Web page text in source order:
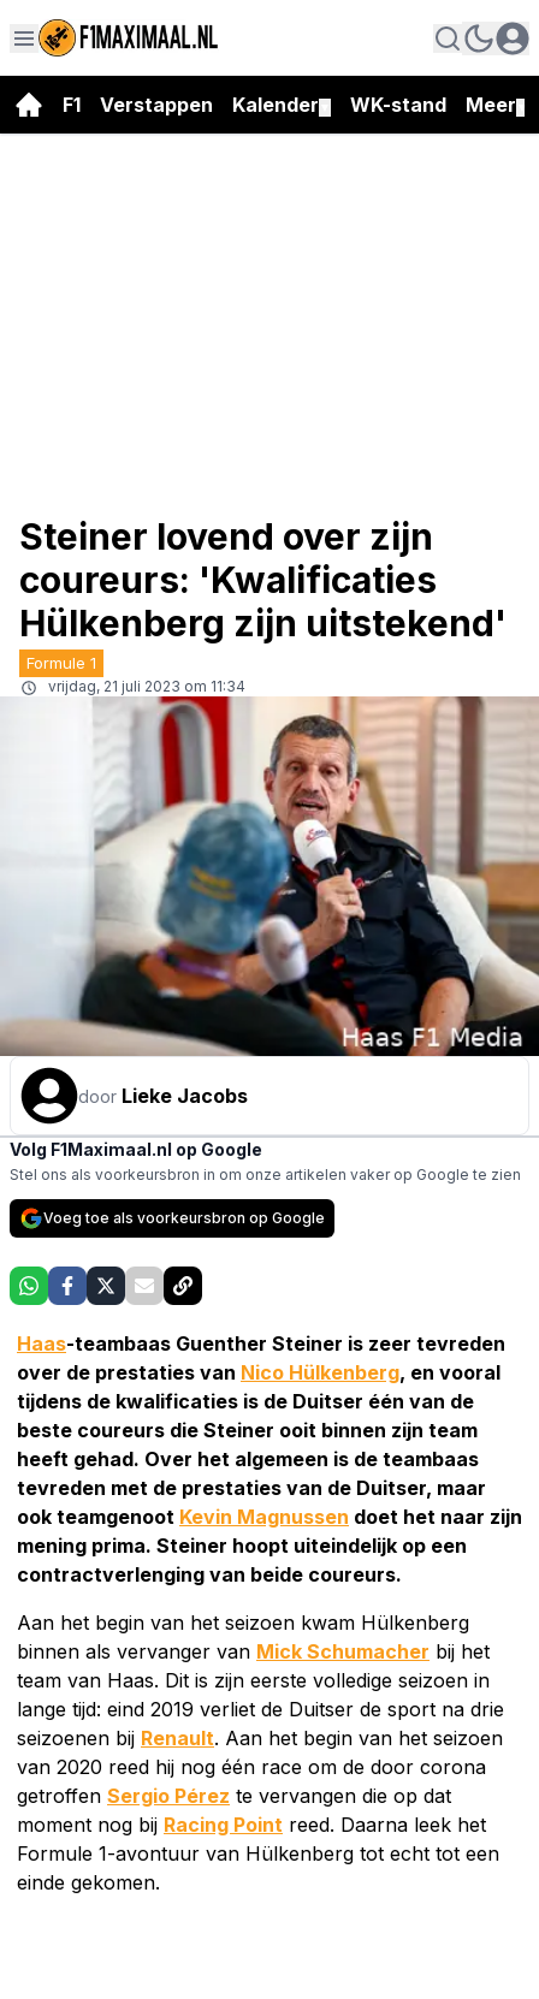
F1 Verstappen Kalender WK-stand Meer
Steiner lovend over zijn
coureurs: 'Kwalificaties
Hülkenberg zijn uitstekend'
Formule 1
vrijdag, 21 juli 2023 om 11:34
door Lieke Jacobs
Volg F1Maximaal.nl op Google
Stel ons als voorkeursbron in om onze artikelen vaker op Google te zien
Voeg toe als voorkeursbron op Google
Haas-teambaas Guenther Steiner is zeer tevreden
over de prestaties van Nico Hülkenberg, en vooral
tijdens de kwalificaties is de Duitser één van de
beste coureurs die Steiner ooit binnen zijn team
heeft gehad. Over het algemeen is de teambaas
tevreden met de prestaties van de Duitser, maar
ook teamgenoot Kevin Magnussen doet het naar zijn
mening prima. Steiner hoopt uiteindelijk op een
contractverlenging van beide coureurs.
Aan het begin van het seizoen kwam Hülkenberg
binnen als vervanger van Mick Schumacher bij het
team van Haas. Dit is zijn eerste volledige seizoen in
lange tijd: eind 2019 verliet de Duitser de sport na drie
seizoenen bij Renault. Aan het begin van het seizoen
van 2020 reed hij nog één race om de door corona
getroffen Sergio Pérez te vervangen die op dat
moment nog bij Racing Point reed. Daarna leek het
Formule 1-avontuur van Hülkenberg tot echt tot een
einde gekomen.